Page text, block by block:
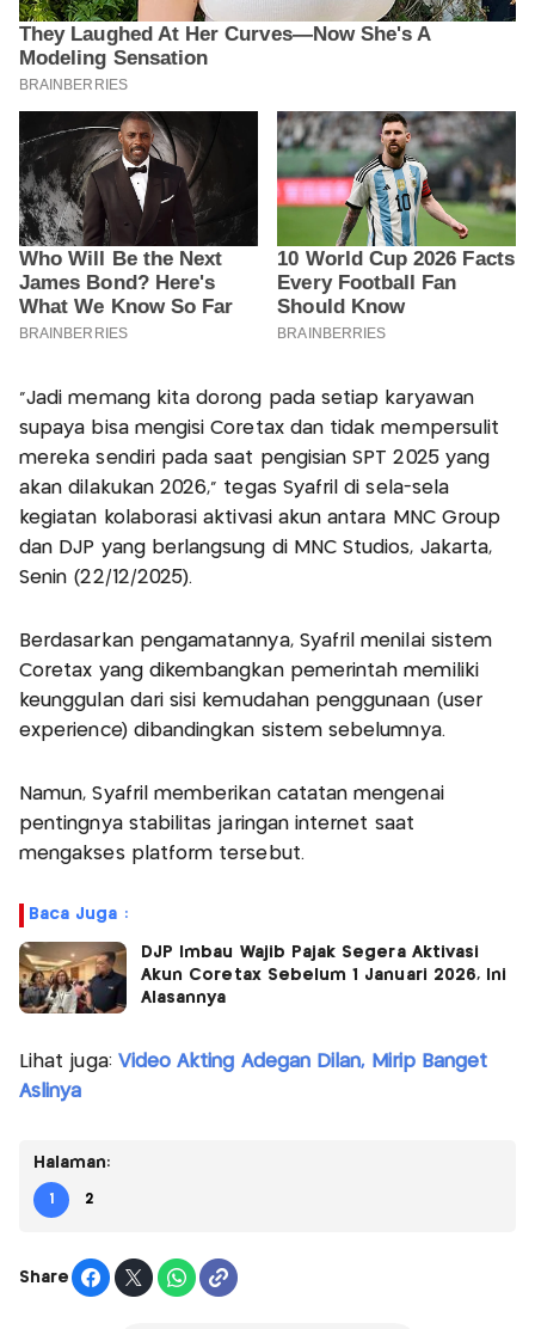
"Jadi memang kita dorong pada setiap karyawan
supaya bisa mengisi Coretax dan tidak mempersulit
mereka sendiri pada saat pengisian SPT 2025 yang
akan dilakukan 2026," tegas Syafril di sela-sela
kegiatan kolaborasi aktivasi akun antara MNC Group
dan DJP yang berlangsung di MNC Studios, Jakarta,
Senin (22/12/2025).
Berdasarkan pengamatannya, Syafril menilai sistem
Coretax yang dikembangkan pemerintah memiliki
keunggulan dari sisi kemudahan penggunaan (user
experience) dibandingkan sistem sebelumnya.
Namun, Syafril memberikan catatan mengenai
pentingnya stabilitas jaringan internet saat
mengakses platform tersebut.
Baca Juga :
DJP Imbau Wajib Pajak Segera Aktivasi
Akun Coretax Sebelum 1 Januari 2026, Ini
Alasannya
Lihat juga: Video Akting Adegan Dilan, Mirip Banget
Aslinya
Halaman:
1 2
Share